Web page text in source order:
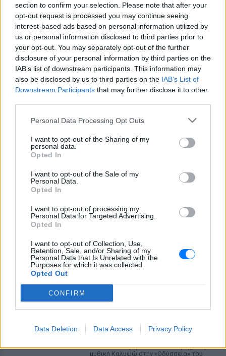
section to confirm your selection. Please note that after your
opt-out request is processed you may continue seeing
interest-based ads based on personal information utilized by
us or personal information disclosed to third parties prior to
your opt-out. You may separately opt-out of the further
disclosure of your personal information by third parties on the
IAB’s list of downstream participants. This information may
also be disclosed by us to third parties on the IAB’s List of
Downstream Participants that may further disclose it to other
Personal Data Processing Opt Outs
I want to opt-out of the Sharing of my
personal data.
Opted In
I want to opt-out of the Sale of my
Personal Data.
Opted In
I want to opt-out of processing my
Personal Data for Targeted Advertising.
Opted In
I want to opt-out of Collection, Use,
Retention, Sale, and/or Sharing of my
Personal Data that Is Unrelated with the
Purposes for which it was collected.
Opted Out
CONFIRM
Data Deletion Data Access Privacy Policy
ΔΕΙΤΕ ΕΠΙΣΗΣ
ΣΤΗΝ ΙΔΙΑ ΚΑΤΗΓΟΡΙΑ
κορμί της στα καταγάλανα νερά
ΣΉΜΕΡΑ
τον Νίκο Ευαγγελάτο στα Επτάνησα
θάλασσα σε καλοκαιρινή
διάθεση
Η ηθοποιός μοιράστηκε στιγμές από την
παραλία μέσα από Instagram stories,
ποζάροντας μέσα στο νερό με τα αγόρια
Charlize Theron: Η «Καλυψώ»
κλείνει τα 51 ‑ H ζωή και ο
ρόλος που άλλαξε τα πάντα για
ΣΉΜΕΡΑ
Από το Όσκαρ για το Monster μέχρι τη
μυθική Καλυψώ στην «Οδύσσεια» του